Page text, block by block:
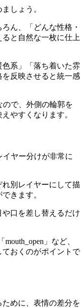
しょう。
ん、「どんな性格・
と自然な一枚に仕上
系」「落ち着いた雰
反映させると統一感
ので、外側の輪郭を
やすくなります。
ヤー分けが非常に
別レイヤーにして描
きます。
口を差し替えるだけ
」など、
おくのがポイントで
めに、表情の差分を